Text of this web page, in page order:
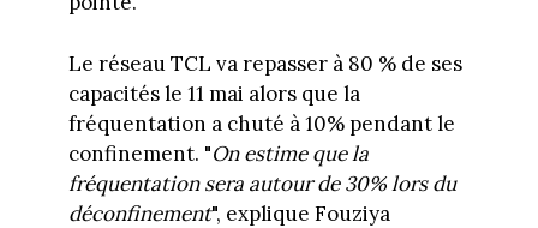
Le réseau TCL va repasser à 80 % de ses
capacités le 11 mai alors que la
fréquentation a chuté à 10% pendant le
confinement. "On estime que la
fréquentation sera autour de 30% lors du
déconfinement", explique Fouziya